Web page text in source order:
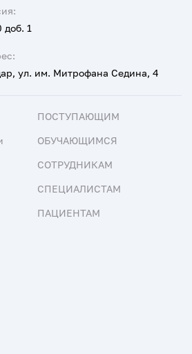
ул. им. Митрофана Седина, 4
доб. 1
ПОСТУПАЮЩИМ
ОБУЧАЮЩИМСЯ
СОТРУДНИКАМ
СПЕЦИАЛИСТАМ
ПАЦИЕНТАМ